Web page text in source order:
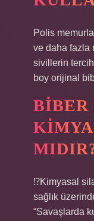
Polis
ve daha fazla
sivillerin
boy orijinal
BIBER
⁉Kimyasal
sağlık
“Savaşlarda